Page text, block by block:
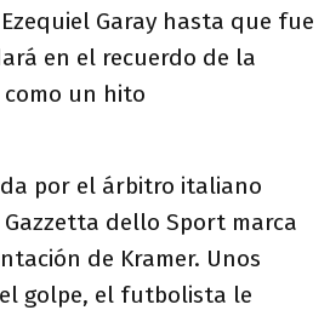
Garay hasta que fue
en el recuerdo de la
un hito
por el árbitro italiano
Gazzetta dello Sport marca
de Kramer. Unos
golpe, el futbolista le